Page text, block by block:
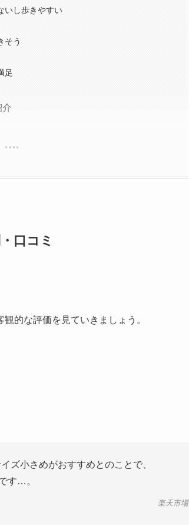
いし歩きやすい
そう
足
介
口コミ
的な評価を見ていきましょう。
ズ小さめがおすすめとのことで、
す…。
楽天市場